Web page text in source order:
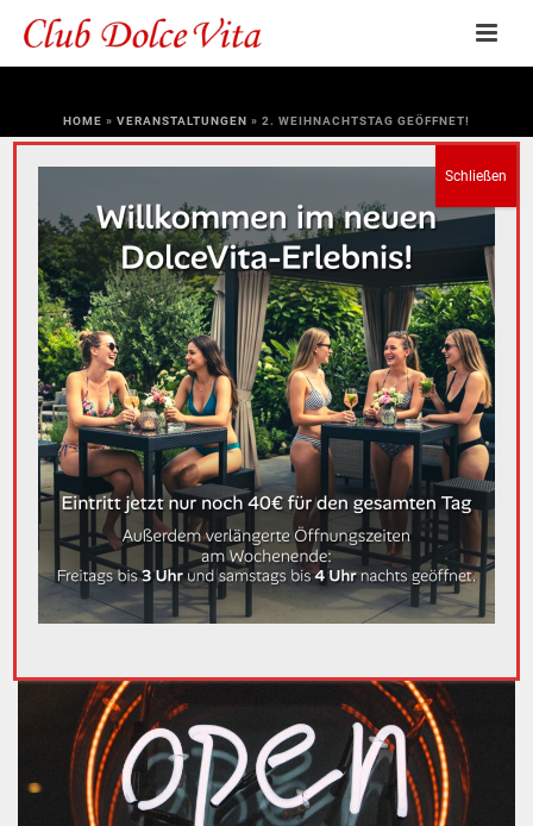
HOME » VERANSTALTUNGEN » 2. WEIHNACHTSTAG GEÖFFNET!
Diese Veranstaltung hat bereits stattgefunden.
2. WEIHNACHTSTAG
GEÖFFNET!
26. DEZEMBER 2017